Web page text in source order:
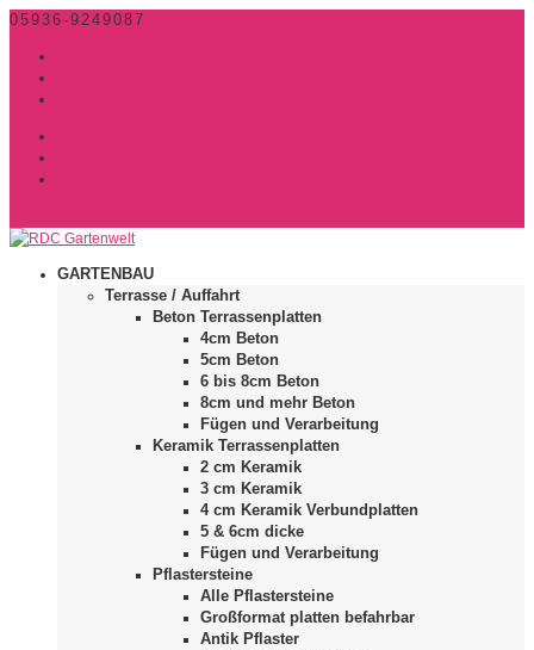
05936-9249087
GARTENBAU
Terrasse / Auffahrt
Beton Terrassenplatten
4cm Beton
5cm Beton
6 bis 8cm Beton
8cm und mehr Beton
Fügen und Verarbeitung
Keramik Terrassenplatten
2 cm Keramik
3 cm Keramik
4 cm Keramik Verbundplatten
5 & 6cm dicke
Fügen und Verarbeitung
Pflastersteine
Alle Pflastersteine
Großformat platten befahrbar
Antik Pflaster